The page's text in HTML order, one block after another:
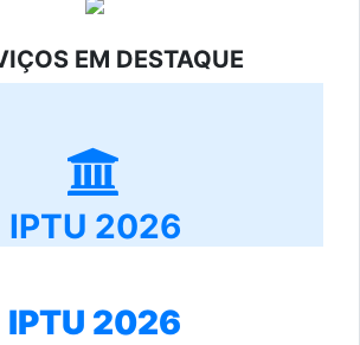
EM DESTAQUE
IPTU 2026
IPTU 2026